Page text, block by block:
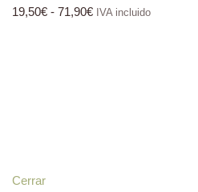
Valorado
con
19,50€ - 71,90€ IVA incluido
Cerrar